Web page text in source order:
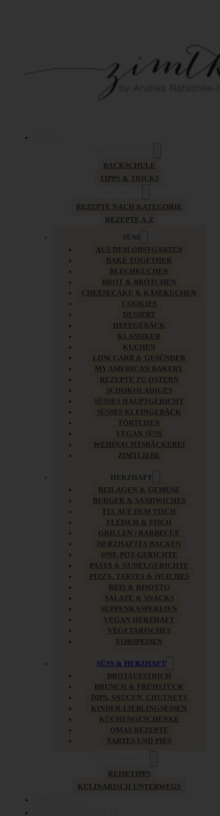
BACKSCHULE
TIPPS & TRICKS
REZEPTE NACH KATEGORIE
REZEPTE A-Z
SÜSS
AUS DEM OBSTGARTEN
BAKE TOGETHER
BLECHKUCHEN
BROT & BRÖTCHEN
CHEESECAKE & KÄSEKUCHEN
COOKIES
DESSERT
HEFEGEBÄCK
KLASSIKER
KUCHEN
LOW CARB & GESÜNDER
MY AMERICAN BAKERY
REZEPTE ZU OSTERN
SCHOKOLADIGES
SÜSSES HAUPTGERICHT
SÜSSES KLEINGEBÄCK
TÖRTCHEN
VEGAN SÜSS
WEIHNACHTSBÄCKEREI
ZIMTLIEBE
HERZHAFT
BEILAGEN & GEMÜSE
BURGER & SANDWICHES
FIX AUF DEM TISCH
FLEISCH & FISCH
GRILLEN / BARBECUE
HERZHAFTES BACKEN
ONE-POT-GERICHTE
PASTA & NUDELGERICHTE
PIZZA, TARTES & QUICHES
REIS & RISOTTO
SALATE & SNACKS
SUPPENKASPEREIEN
VEGAN HERZHAFT
VEGETARISCHES
VORSPEISEN
SÜSS & HERZHAFT
BROTAUFSTRICH
BRUNCH & FRÜHSTÜCK
DIPS, SAUCEN, CHUTNEYS
KINDER-LIEBLINGSESSEN
KÜCHENGESCHENKE
OMAS REZEPTE
TARTES UND PIES
REISETIPPS
KULINARISCH UNTERWEGS